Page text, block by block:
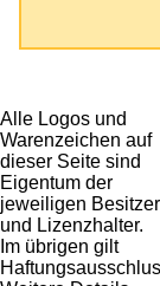
Alle Logos und
Warenzeichen auf
dieser Seite sind
Eigentum der
jeweiligen Besitzer
und Lizenzhalter.
Im übrigen gilt